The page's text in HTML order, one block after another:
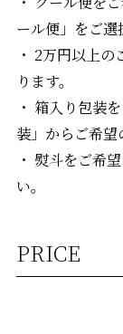
ール便」をご選
・ 2万円以上
ります。
・ 箱入り包装
装」からご希望
・ 熨斗をご希
い。
PRICE